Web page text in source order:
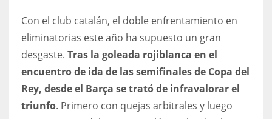
Con el club catalán, el doble enfrentamiento en
eliminatorias este año ha supuesto un gran
desgaste. Tras la goleada rojiblanca en el
encuentro de ida de las semifinales de Copa del
Rey, desde el Barça se trató de infravalorar el
triunfo. Primero con quejas arbitrales y luego